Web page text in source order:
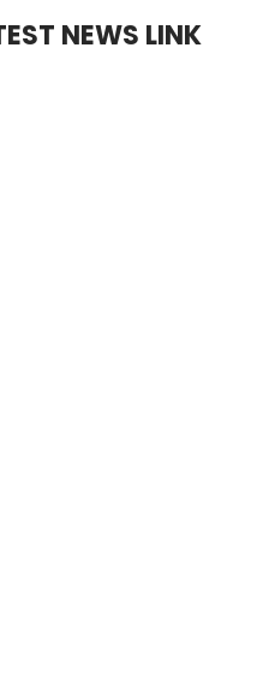
NEWS LINK